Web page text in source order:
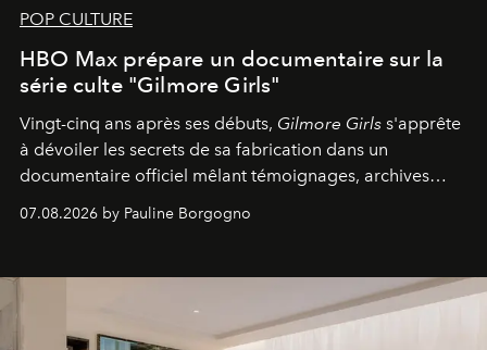
POP CULTURE
HBO Max prépare un documentaire sur la
série culte "Gilmore Girls"
Vingt-cinq ans après ses débuts, Gilmore Girls s'apprête
à dévoiler les secrets de sa fabrication dans un
documentaire officiel mêlant témoignages, archives
générationnel.
07.08.2026 by Pauline Borgogno